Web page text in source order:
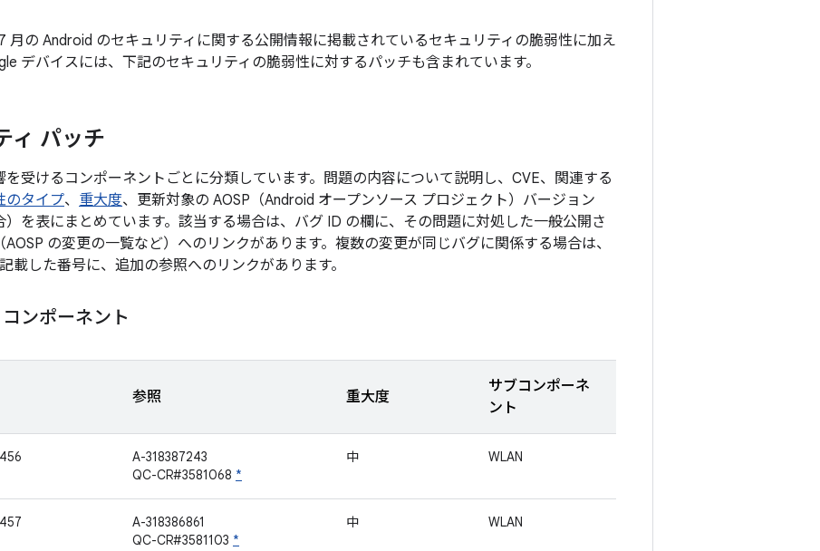
月の Android のセキュリティに関する公開情報に掲載されているセキュリティの脆弱性に加え
デバイスには、下記のセキュリティの脆弱性に対するパッチも含まれています。
ィ パッチ
を受けるコンポーネントごとに分類しています。問題の内容について説明し、CVE、関連する
のタイプ、 重大度、更新対象の AOSP（Android オープンソース プロジェクト）バージョン
）を表にまとめています。該当する場合は、バグ ID の欄に、その問題に対処した一般公開さ
の変更の一覧など）へのリンクがあります。複数の変更が同じバグに関係する場合は、
載した番号に、追加の参照へのリンクがあります。
ンポーネント
参照 重大度
サブコンポーネ
ント
A-318387243
QC-CR#3581068 *
中 WLAN
A-318386861
QC-CR#3581103 *
中 WLAN